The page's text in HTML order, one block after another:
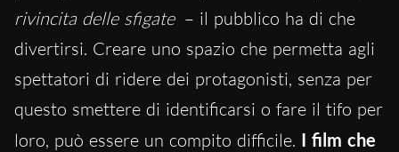
rivincita delle sfigate – il pubblico ha di che
divertirsi. Creare uno spazio che permetta agli
spettatori di ridere dei protagonisti, senza per
questo smettere di identificarsi o fare il tifo per
loro, può essere un compito difficile. I film che